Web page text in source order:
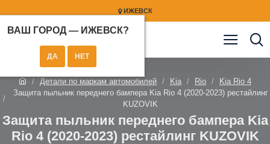
ИЖЕВСК
ВАШ ГОРОД — ИЖЕВСК?
Детали по маркам автомобилей Kia Rio
Kia Rio 4
Защита пыльник переднего бампера Kia Rio 4 (2020-2023) рестайлинг
KUZOVIK
Защита пыльник переднего бампера Kia
Rio 4 (2020-2023) рестайлинг KUZOVIK